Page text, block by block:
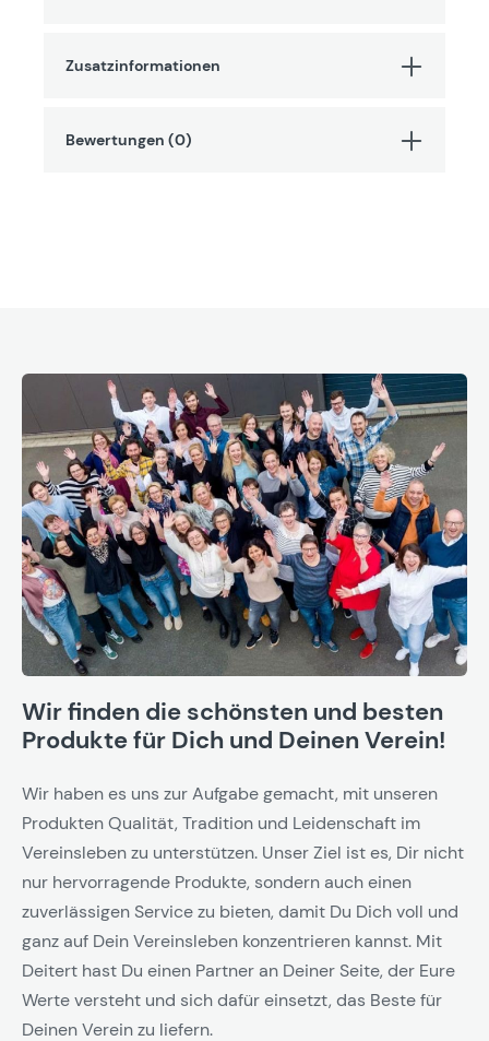
Zusatzinformationen
Bewertungen (0)
Wir finden die schönsten und besten
Produkte für Dich und Deinen Verein!
Wir haben es uns zur Aufgabe gemacht, mit unseren
Produkten Qualität, Tradition und Leidenschaft im
Vereinsleben zu unterstützen. Unser Ziel ist es, Dir nicht
nur hervorragende Produkte, sondern auch einen
zuverlässigen Service zu bieten, damit Du Dich voll und
ganz auf Dein Vereinsleben konzentrieren kannst. Mit
Deitert hast Du einen Partner an Deiner Seite, der Eure
Werte versteht und sich dafür einsetzt, das Beste für
Deinen Verein zu liefern.